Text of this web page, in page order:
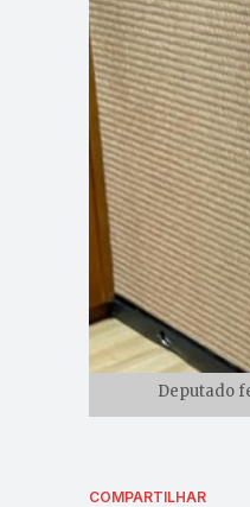
Deputado
COMPARTILHAR